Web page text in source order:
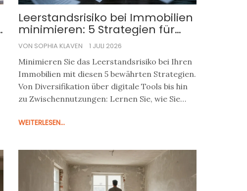
Leerstandsrisiko bei Immobilien
minimieren: 5 Strategien für
Investoren
VON SOPHIA KLAVEN 1 JULI 2026
Minimieren Sie das Leerstandsrisiko bei Ihren
Immobilien mit diesen 5 bewährten Strategien.
Von Diversifikation über digitale Tools bis hin
zu Zwischennutzungen: Lernen Sie, wie Sie
vermeiden.
WEITERLESEN...